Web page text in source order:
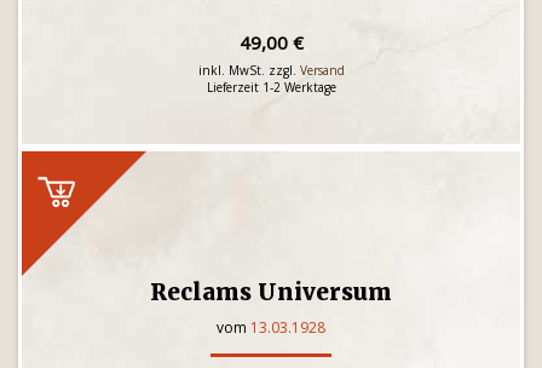
49,00 €
inkl. MwSt. zzgl. Versand
Lieferzeit 1-2 Werktage
Reclams Universum
vom 13.03.1928